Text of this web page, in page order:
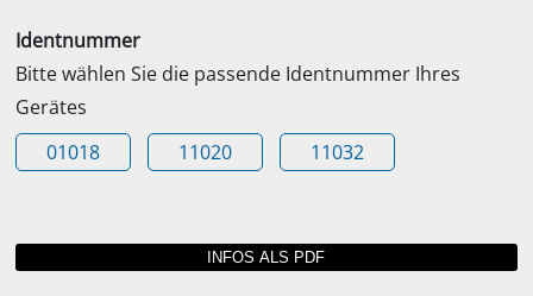
Identnummer
Bitte wählen Sie die passende Identnummer Ihres
Gerätes
01018
11020 11032